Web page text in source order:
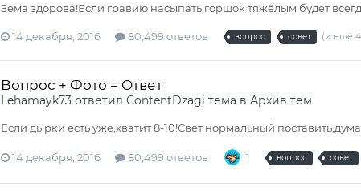
Зема здорова!Если гравию насыпать,горшок тяжёлым будет
14 декабря, 2016 80,499 ответов вопрос совет (и ещё
Вопрос + Фото = Ответ
Lehamayk73ответил ContentDzagi тема в Архив тем
Если дырки есть уже,хватит 8-10!Свет нормальный
14 декабря, 2016 80,499 ответов 1 вопрос совет